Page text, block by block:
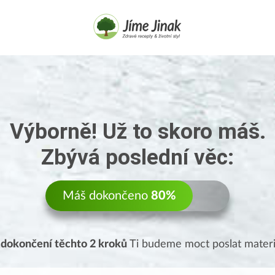
Výborně! Už to skoro máš.
Zbývá poslední věc:
Máš dokončeno 80%
dokončení těchto 2 krokůTi budeme moct poslat